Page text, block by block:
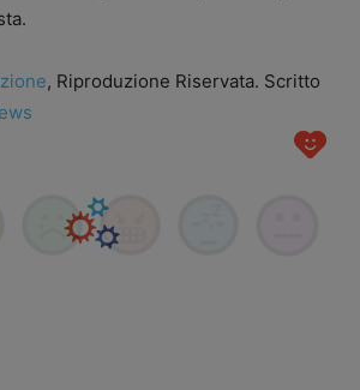
, Riproduzione Riservata. Scritto